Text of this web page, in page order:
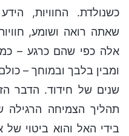
כשנולדת. החוויות,
שאתה רואה ושומע,
אלה כפי שהם כרגע –
ומבין בלבך ובמוחך –
שנים של חידוד. הדבר
תהליך הצמיחה
בידי האל והוא ביטוי